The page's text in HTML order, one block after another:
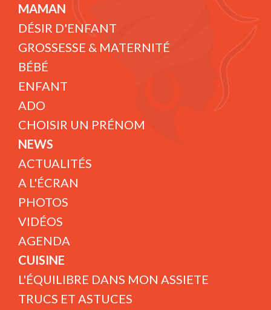
MAMAN
DÉSIR D'ENFANT
GROSSESSE & MATERNITÉ
BÉBÉ
ENFANT
ADO
CHOISIR UN PRÉNOM
NEWS
ACTUALITÉS
A L'ÉCRAN
PHOTOS
VIDÉOS
AGENDA
CUISINE
L'ÉQUILIBRE DANS MON ASSIETE
TRUCS ET ASTUCES